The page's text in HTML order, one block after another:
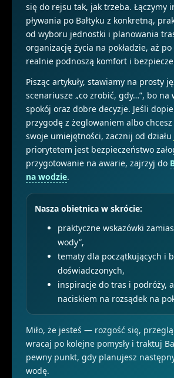
się do rejsu tak, jak trzeba. Łączymy
pływania po Bałtyku z konkretną,
od wyboru jednostki i planowania
organizację życia na pokładzie, aż
realnie podnoszą komfort i
Pisząc artykuły, stawiamy na prosty
scenariusze „co zrobić, gdy…”, bo na
spokój oraz dobre decyzje. Jeśli
przygodę z żeglowaniem albo
swoje umiejętności, zacznij od działu
priorytetem jest bezpieczeństwo
przygotowanie na awarie, zajrzyj do
na wodzie.
Nasza obietnica w skrócie:
praktyczne wskazówki
wody”,
tematy dla początkujących i
doświadczonych,
inspiracje do tras i podróży,
naciskiem na rozsądek na
Miło, że jesteś — rozgość się,
wracaj po kolejne pomysły i traktuj
pewny punkt, gdy planujesz
wodę.